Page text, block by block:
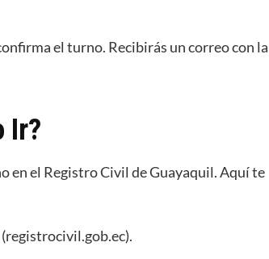
el turno. Recibirás un correo con la
Ir?
en el Registro Civil de Guayaquil. Aquí te